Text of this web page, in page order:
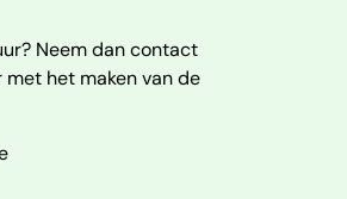
Neem dan contact
het maken van de